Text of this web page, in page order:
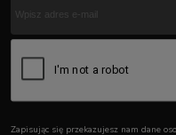
Zapisując się przekazujesz nam dane